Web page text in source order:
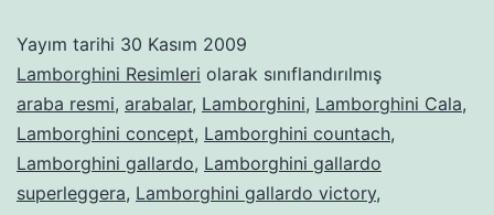
Yayım tarihi 30 Kasım 2009
Lamborghini Resimleri olarak sınıflandırılmış
araba resmi, arabalar, Lamborghini, Lamborghini Cala,
Lamborghini concept, Lamborghini countach,
Lamborghini gallardo, Lamborghini gallardo
superleggera, Lamborghini gallardo victory,